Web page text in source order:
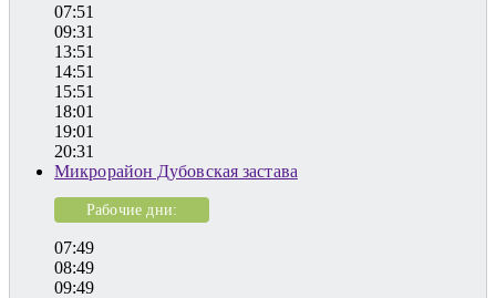
07:51
09:31
13:51
14:51
15:51
18:01
19:01
20:31
Микрорайон Дубовская застава
Рабочие дни:
07:49
08:49
09:49